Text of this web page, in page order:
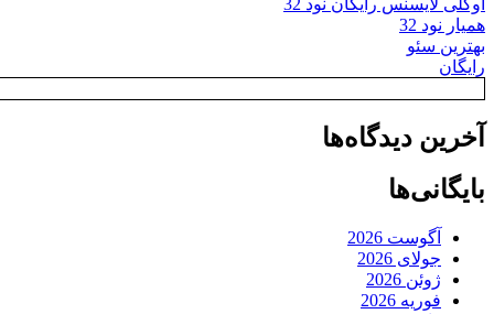
همیار نود 32
بهترین سئو
رایگان
آخرین دیدگاه‌ها
بایگانی‌ها
آگوست 2026
جولای 2026
ژوئن 2026
فوریه 2026